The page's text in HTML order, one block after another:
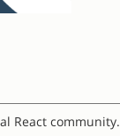
React community.